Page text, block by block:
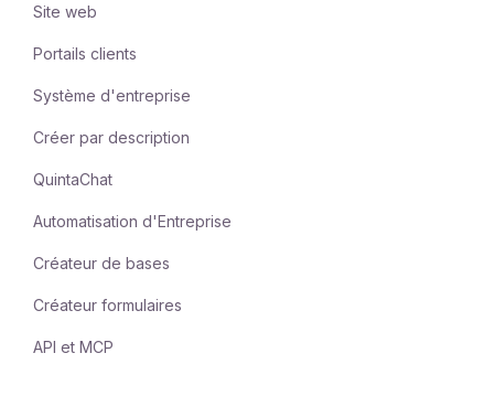
Site web
Portails clients
Système d'entreprise
Créer par description
QuintaChat
Automatisation d'Entreprise
Créateur de bases
Créateur formulaires
API et MCP